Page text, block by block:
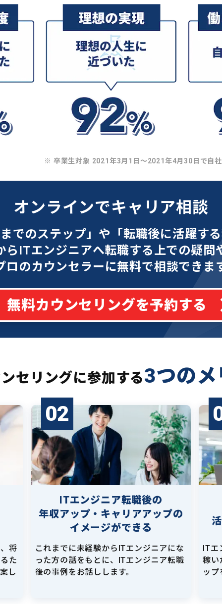
※ 卒業生対象 2021年3月1日〜2021年4月30日で自
オンラインでキャリア相談
でのステップ」や「転職後に活躍す
らITエンジニアへ転職する上での疑問
ロのカウンセラーに無料で相談できま
無料カウンセリングを予約する
セリングに参加する3つの
将
た
し
02
ITエンジニア転職後の
年収アップ・キャリアアップの
イメージができる
これまでに未経験からITエンジニアにな
った方の話をもとに、ITエンジニア転職
後の事例をお話しします。
IT
稼い
ップ